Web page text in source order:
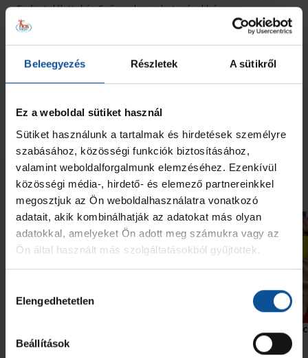
Beleegyezés Részletek A sütikről
Ez a weboldal sütiket használ
Sütiket használunk a tartalmak és hirdetések személyre
szabásához, közösségi funkciók biztosításához,
valamint weboldalforgalmunk elemzéséhez. Ezenkívül
közösségi média-, hirdető- és elemező partnereinkkel
megosztjuk az Ön weboldalhasználatra vonatkozó
adatait, akik kombinálhatják az adatokat más olyan
adatokkal, amelyeket Ön adott meg számukra vagy az
Ön által használt más szolgáltatásokból gyűjtöttek.
kiválasztása
Elengedhetetlen
Beállítások
Furka találattal és Szűcs sikeres hetesével háromra
zárkóztunk (29-26). Az utolsó percekben kétszer is
utolsó másodpercekben azonban a hazaiak is értékesítették
a heteüket, beállítva a 32-31-s végeredményt.
csapatunk a DEAC gárdáját fogadja a Ludányi Márton
sportcsarnokban.
Neked ajánljuk
játszották
Győzelem az